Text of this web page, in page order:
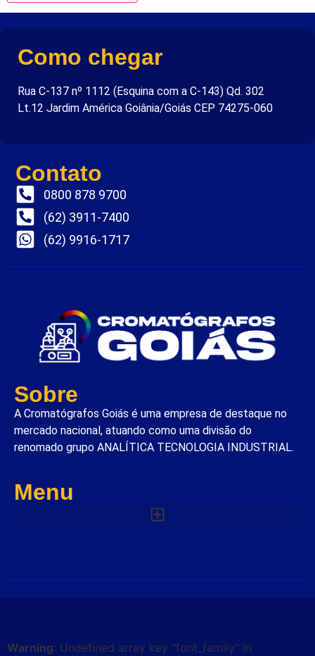
Como chegar
Rua C-137 nº 1112 (Esquina com a C-143) Qd. 302
Lt.12 Jardim América Goiânia/Goiás CEP 74275-060
Contato
0800 878 9700
(62) 3911-7400
(62) 9916-1717
Sobre
A Cromatógrafos Goiás é uma empresa de destaque no
mercado nacional, atuando como uma divisão do
renomado grupo ANALÍTICA TECNOLOGIA INDUSTRIAL.
Menu
Warning: Undefined array key "font_family" in